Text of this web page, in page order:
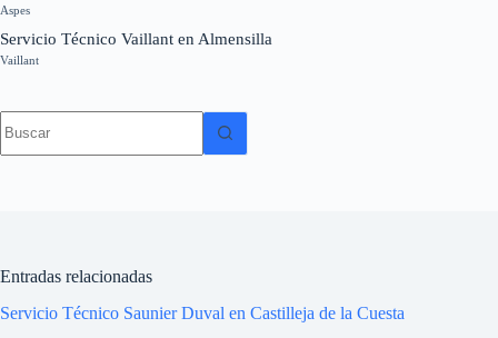
Aspes
Servicio Técnico Vaillant en Almensilla
Vaillant
resultados
Entradas relacionadas
Servicio Técnico Saunier Duval en Castilleja de la Cuesta